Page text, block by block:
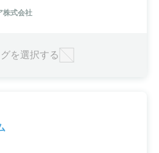
差異の算出などの機能があります。製造
様に最適なパッケージソフトです。
株式会社
を選択する